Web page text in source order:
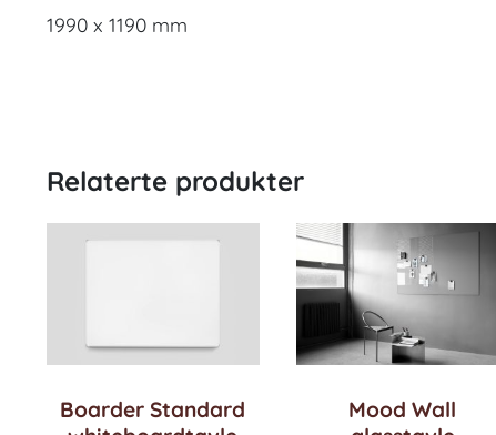
1990 x 1190 mm
Relaterte produkter
Boarder Standard
Mood Wall